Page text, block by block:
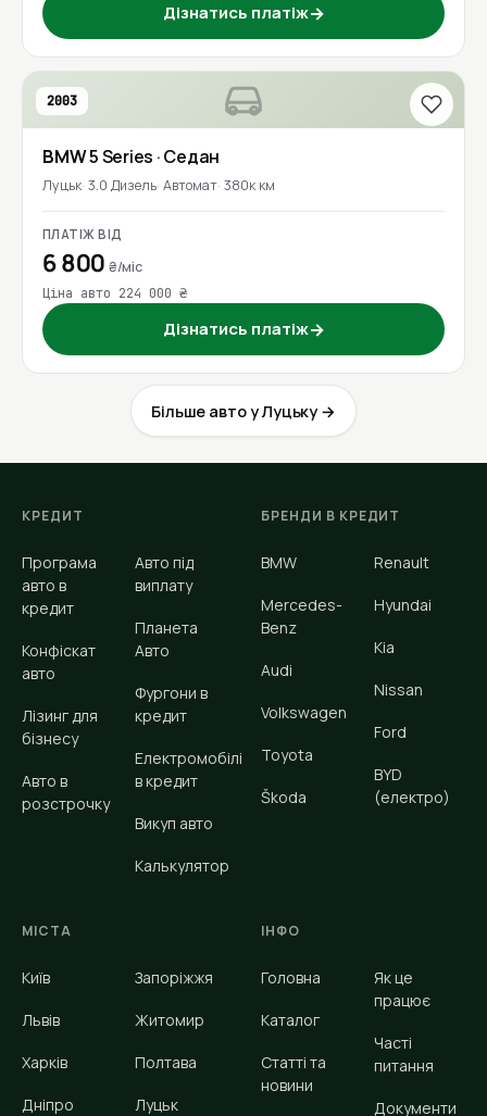
Дізнатись платіж→
2003
BMW5 Series · Седан
Луцьк 3.0 Дизель Автомат 380к км
ПЛАТІЖ ВІД
6 800₴/міс
Ціна авто 224 000 ₴
Дізнатись платіж→
Більше авто у Луцьку →
КРЕДИТ
Програма
авто в
кредит
Конфіскат
авто
Лізинг для
бізнесу
Авто в
розстрочку
Авто під
виплату
Планета
Авто
Фургони в
кредит
Електромобілі
в кредит
Викуп авто
Калькулятор
БРЕНДИ В КРЕДИТ
BMW
Mercedes-
Benz
Audi
Volkswagen
Toyota
Škoda
Renault
Hyundai
Kia
Nissan
Ford
BYD
(електро)
МІСТА
Київ
Львів
Харків
Дніпро
Запоріжжя
Житомир
Полтава
Луцьк
ІНФО
Головна
Каталог
Статті та
новини
Як це
працює
Часті
питання
Документи